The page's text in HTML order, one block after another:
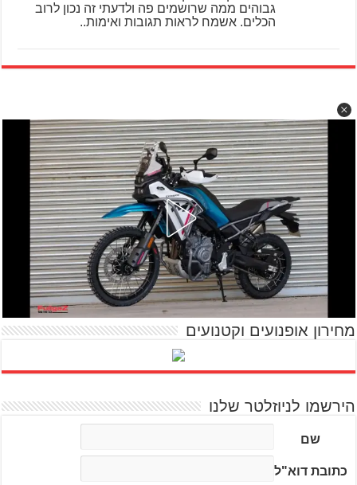
גבוהים ממה שרושמים פה ולדעתי זה נכון לרוב
הכלים. אשמח לראות תגובות ואימות..
מחירון אופנועים וקטנועים
הירשמו לניוזלטר שלנו
שם
כתובת דוא"ל